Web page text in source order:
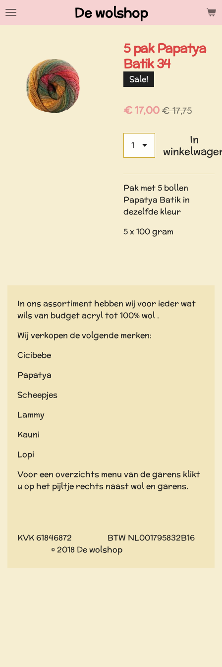
Ga
hoofdinhoud
De wolshop
5 pak Papatya
Batik 34
Sale!
€ 17,00€ 17,75
In
Pak met 5 bollen
Papatya Batik in
dezelfde kleur
5 x 100 gram
In ons assortiment hebben wij voor ieder wat
wils van budget acryl tot 100% wol .
Wij verkopen de volgende merken:
Cicibebe
Papatya
Scheepjes
Lammy
Kauni
Lopi
Voor een overzichts menu van de garens klikt
u op het pijltje rechts naast wol en garens.
KVK 61846872 BTW NL001795832B16
© 2018 De wolshop